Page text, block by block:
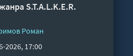
S.T.A.L.K.E.R.
Роман
2026, 17:00